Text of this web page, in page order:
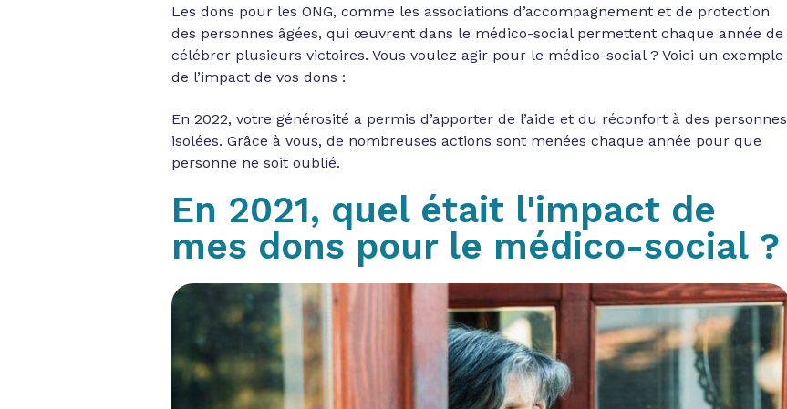
Les dons pour les ONG, comme les associations d’accompagnement et de protection
des personnes âgées, qui œuvrent dans le médico-social permettent chaque année de
célébrer plusieurs victoires. Vous voulez agir pour le médico-social ? Voici un exemple
de l’impact de vos dons :
En 2022, votre générosité a permis d’apporter de l’aide et du réconfort à des personnes
isolées. Grâce à vous, de nombreuses actions sont menées chaque année pour que
personne ne soit oublié.
En 2021, quel était l'impact de
mes dons pour le médico-social ?